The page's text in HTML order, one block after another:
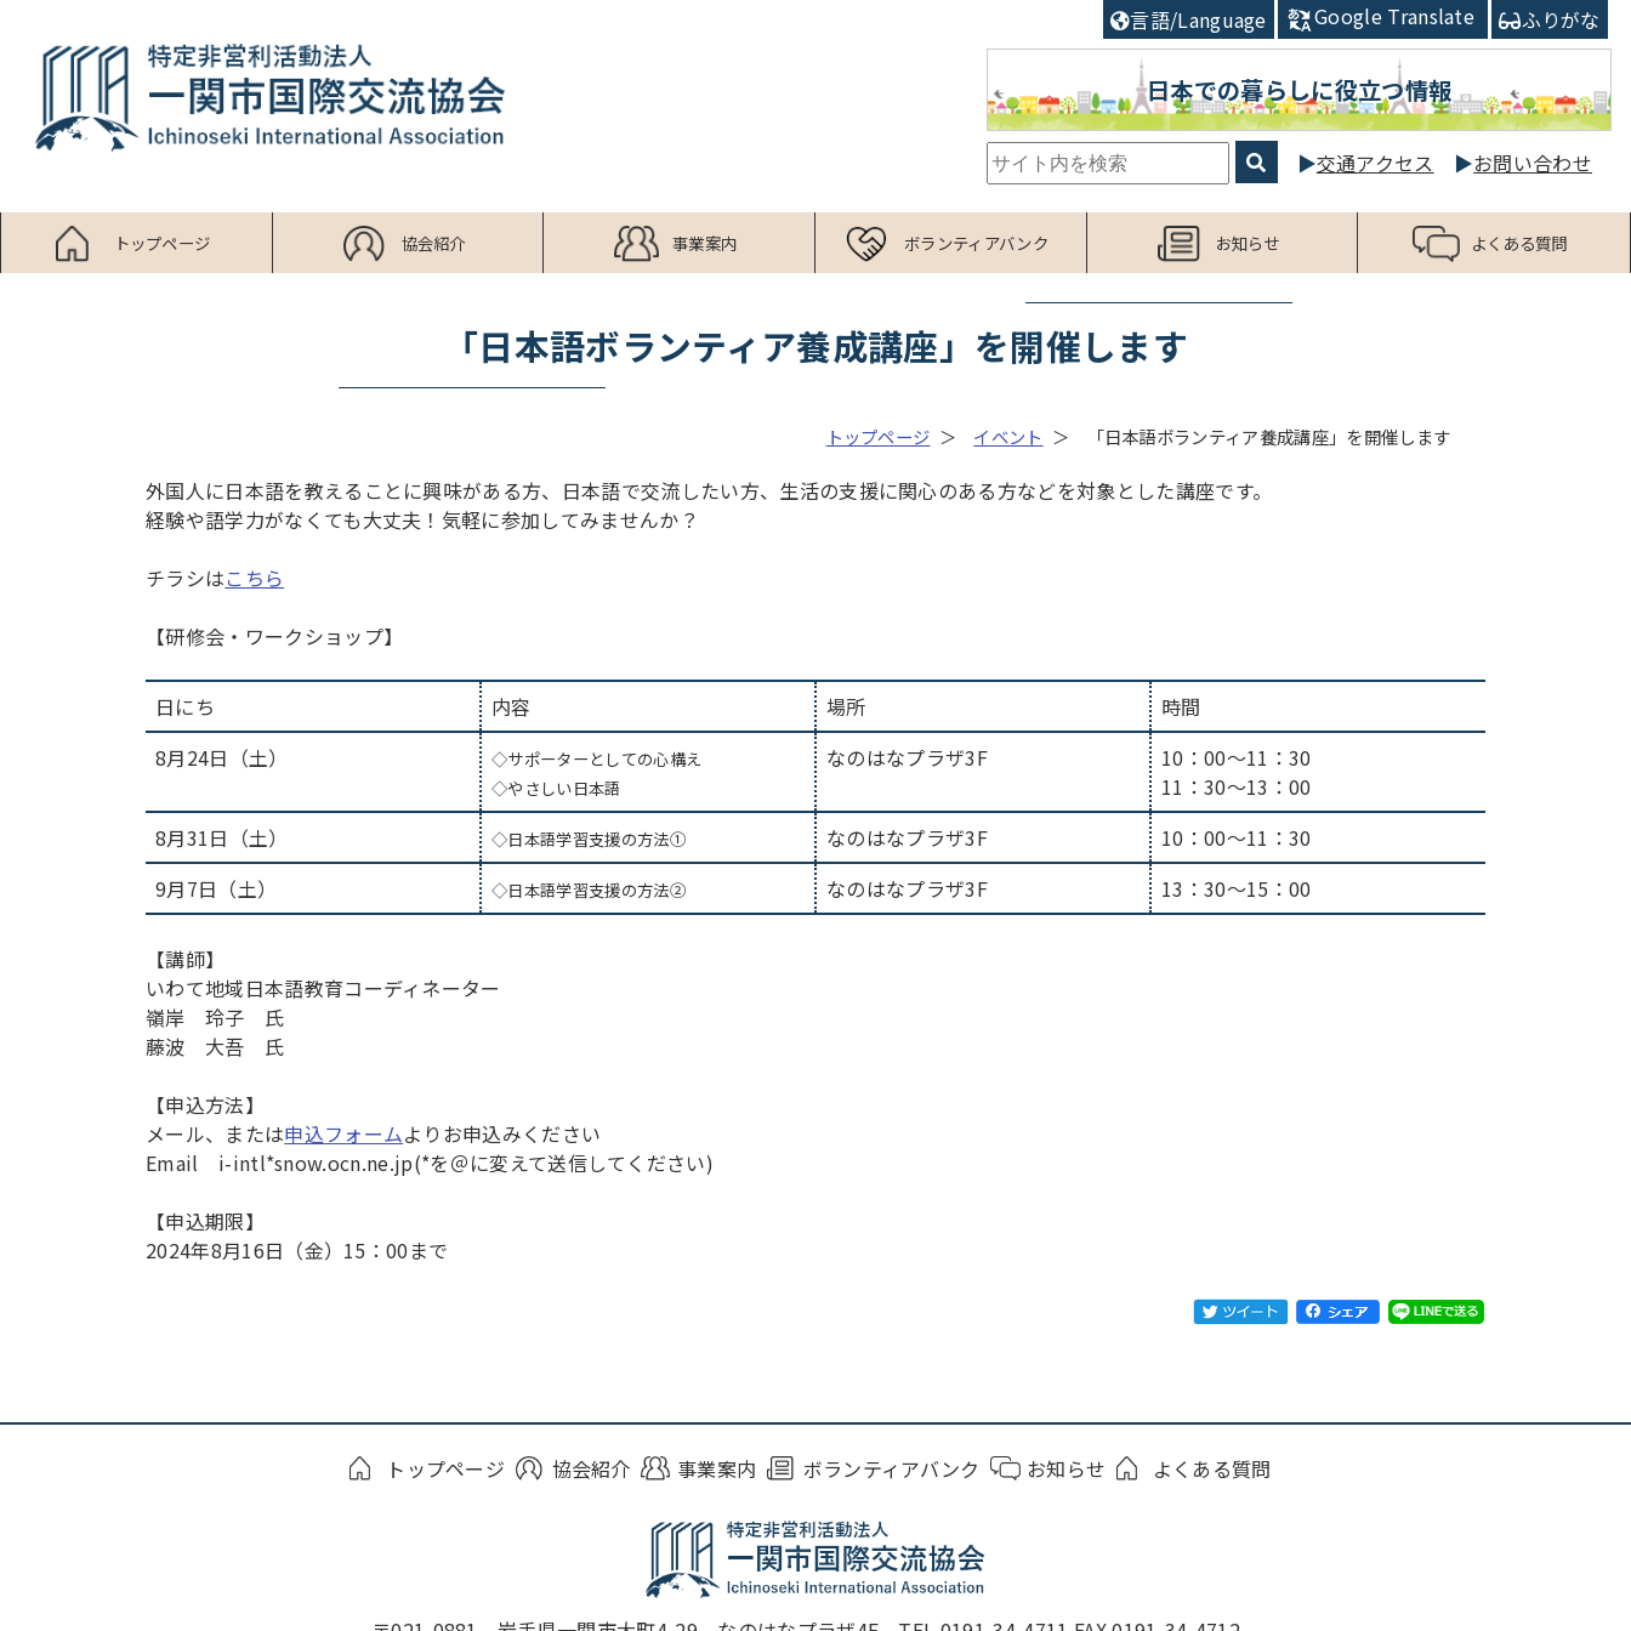
言語/Language Google Translate ふりがな
日本での暮らしに役立つ情報
交通アクセス お問い合わせ
トップページ 協会紹介 事業案内 ボランティアバンク お知らせ よくある質問
「日本語ボランティア養成講座」を開催します
トップページ イベント 「日本語ボランティア養成講座」を開催します
外国人に日本語を教えることに興味がある方、日本語で交流したい方、生活の支援に関心のある方などを対象とした講座です。
経験や語学力がなくても大丈夫！気軽に参加してみませんか？
チラシはこちら
【研修会・ワークショップ】
日にち 内容 場所
時間
8月24日（土）
◇サポーターとしての心構え
◇やさしい日本語
なのはなプラザ3F
10：00～11：30
11：30～13：00
8月31日（土）
◇日本語学習支援の方法① なのはなプラザ3F
10：00～11：30
9月7日（土）
◇日本語学習支援の方法② なのはなプラザ3F 13：30～15：00
【講師】
いわて地域日本語教育コーディネーター
嶺岸 玲子 氏
藤波 大吾 氏
【申込方法】
メール、または申込フォームよりお申込みください
Email i-intl*snow.ocn.ne.jp(*を＠に変えて送信してください)
【申込期限】
2024年8月16日（金）15：00まで
トップページ 協会紹介 事業案内 ボランティアバンク お知らせ よくある質問